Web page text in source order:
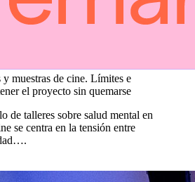
muestras de cine. Límites e
el proyecto sin quemarse
de talleres sobre salud mental en
se centra en la tensión entre